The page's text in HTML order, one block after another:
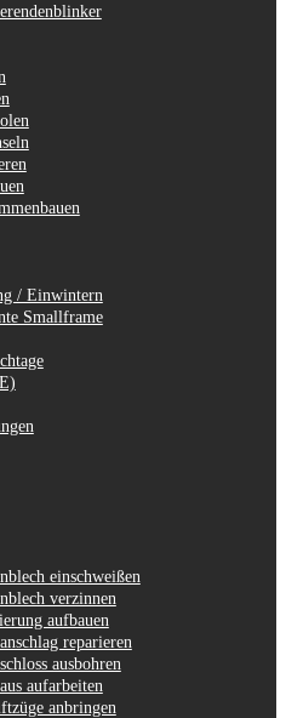
/ Einwintern
Smallframe
einschweißen
verzinnen
aufbauen
reparieren
ausbohren
aufarbeiten
anbringen